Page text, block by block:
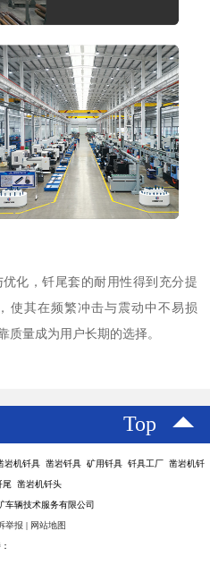
化，钎尾套的耐用性得到充分提
使其在频繁冲击与震动中不易损
质量成为用户长期的选择。
Top
岩机钎具 凿岩钎具 矿用钎具 钎具工厂 凿岩机钎
尾 凿岩机钎头
车辆技术服务有限公司
举报 | 网站地图